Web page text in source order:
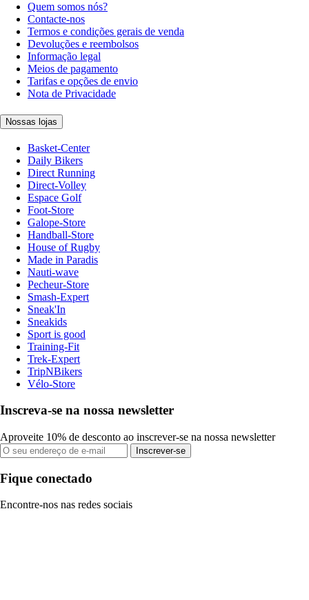
Quem somos nós?
Contacte-nos
Termos e condições gerais de venda
Devoluções e reembolsos
Informação legal
Meios de pagamento
Tarifas e opções de envio
Nota de Privacidade
Nossas lojas
Basket-Center
Daily Bikers
Direct Running
Direct-Volley
Espace Golf
Foot-Store
Galope-Store
Handball-Store
House of Rugby
Made in Paradis
Nauti-wave
Pecheur-Store
Smash-Expert
Sneak'In
Sneakids
Sport is good
Training-Fit
Trek-Expert
TripNBikers
Vélo-Store
Inscreva-se na nossa newsletter
Aproveite 10% de desconto ao inscrever-se na nossa newsletter
Inscrever-se
Fique conectado
Encontre-nos nas redes sociais